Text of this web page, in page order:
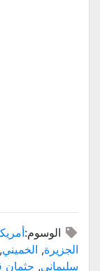
الوسوم:
الجزيرة, الخميني,
سليماني, جثمان